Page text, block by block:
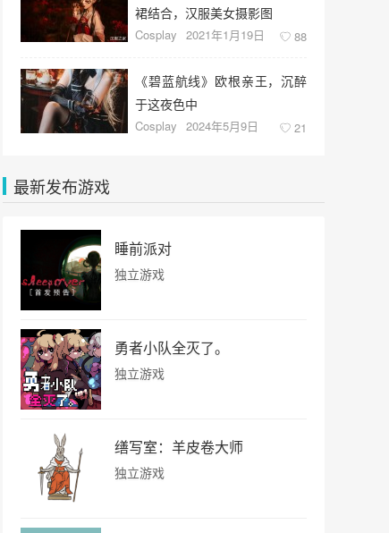
裙结合，汉服美女摄影图
Cosplay 2021年1月19日 88
《碧蓝航线》欧根亲王，沉醉
于这夜色中
Cosplay 2024年5月9日 21
最新发布游戏
睡前派对
独立游戏
勇者小队全灭了。
独立游戏
缮写室：羊皮卷大师
独立游戏